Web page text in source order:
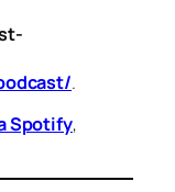
.
Spotify,